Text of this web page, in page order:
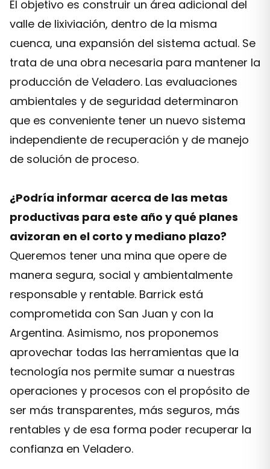
El objetivo es construir un área adicional del
valle de lixiviación, dentro de la misma
cuenca, una expansión del sistema actual. Se
trata de una obra necesaria para mantener la
producción de Veladero. Las evaluaciones
ambientales y de seguridad determinaron
que es conveniente tener un nuevo sistema
independiente de recuperación y de manejo
de solución de proceso.
¿Podría informar acerca de las metas
productivas para este año y qué planes
avizoran en el corto y mediano plazo?
Queremos tener una mina que opere de
manera segura, social y ambientalmente
responsable y rentable. Barrick está
comprometida con San Juan y con la
Argentina. Asimismo, nos proponemos
aprovechar todas las herramientas que la
tecnología nos permite sumar a nuestras
operaciones y procesos con el propósito de
ser más transparentes, más seguros, más
rentables y de esa forma poder recuperar la
confianza en Veladero.